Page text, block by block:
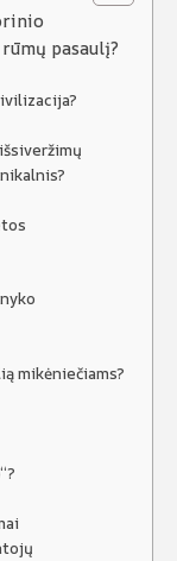
pasaulį?
mikėniečiams?